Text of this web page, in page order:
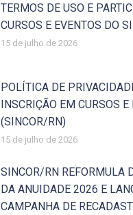
TERMOS DE USO E
CURSOS E EVENTOS DO
15 de julho de 2026
POLÍTICA DE
INSCRIÇÃO EM CURSOS E
(SINCOR/RN)
15 de julho de 2026
SINCOR/RN REFORMULA
DA ANUIDADE 2026 E
CAMPANHA DE